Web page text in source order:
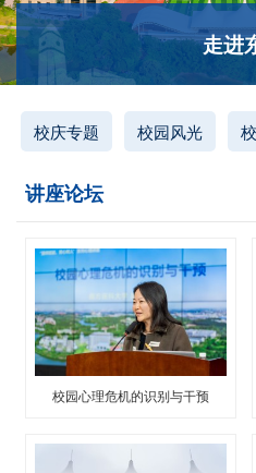
走进
校庆专题 校园风光
讲座论坛
校园心理危机的识别与干预